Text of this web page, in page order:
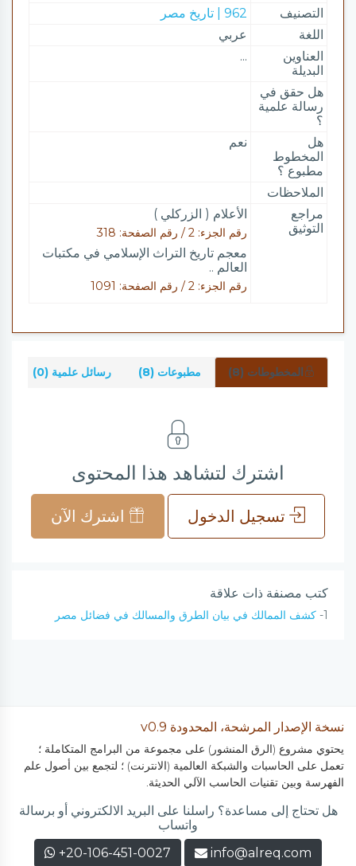
التصنيف
962 | تاريخ مصر
اللغة
عربي
العناوين
البديلة
...
هل حقق في
رسالة علمية
؟
هل
المخطوط
مطبوع ؟
نعم
الملاحظات
مراجع
التوثيق
الأعلام ( الزركلي )
رقم الجزء: 2 / رقم الصفحة: 318
معجم تاريخ التراث الإسلامي في مكتبات
العالم ..
رقم الجزء: 2 / رقم الصفحة: 1091
المخطوطات (8) مطبوعات (8) رسائل علمية (0)
اشترك لتشاهد هذا المحتوى
تسجيل الدخول اشترك الآن
كتب مصنفة ذات علاقة
1- كشف الممالك في بيان الطرق والمسالك في فضائل مصر
نسخة الإصدار المرشحة، المحدودة v0.9
يحتوي مشروع (الرق المنشور) على مجموعة من البرامج المتكاملة ؛
تعمل على الحاسبات والشبكة العالمية (الانترنت) ؛ لتجمع بين أصول علم
الفهرسة وبين تقنيات الحاسب الآلي الحديثة.
هل تحتاج إلى مساعدة؟ راسلنا على البريد الالكتروني أو برسالة
واتساب
info@alreq.com
+20-106-451-0027